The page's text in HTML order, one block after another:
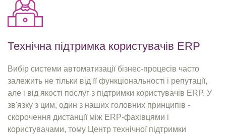
Технічна підтримка користувачів ERP
Вибір системи автоматизації бізнес-процесів часто
залежить не тільки від її функціональності і репутації,
але і від якості послуг з підтримки користувачів ERP. У
зв'язку з цим, один з наших головних принципів -
скорочення дистанції між ERP-фахівцями і
користувачами, тому Центр технічної підтримки